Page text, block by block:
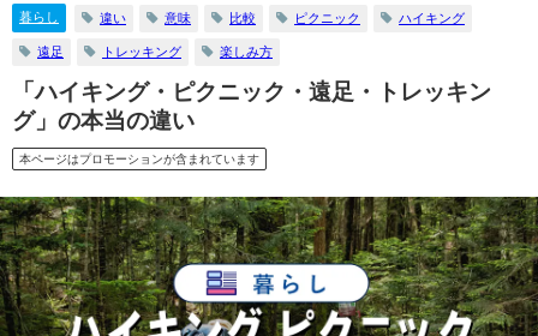
暮らし 違い 意味 比較 ピクニック ハイキング
遠足 トレッキング 楽しみ方
「ハイキング・ピクニック・遠足・トレッキン
グ」の本当の違い
本ページはプロモーションが含まれています